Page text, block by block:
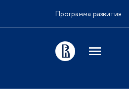
Программа развития